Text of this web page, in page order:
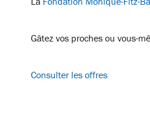
Gâtez vos proches ou vous-
Consulter les offres